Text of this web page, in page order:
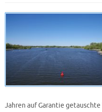
Jahren auf Garantie